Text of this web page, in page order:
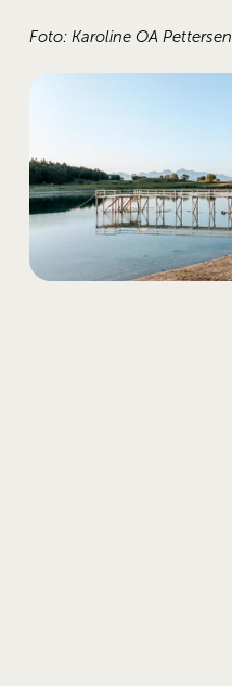
Foto: Karoline OA Pettersen